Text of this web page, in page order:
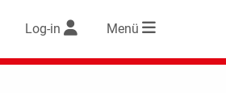
Log-in Menü